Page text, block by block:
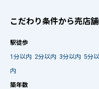
こだわり条件から売店
駅徒歩
1分以内 2分以内 3分以内 5分
内
築年数